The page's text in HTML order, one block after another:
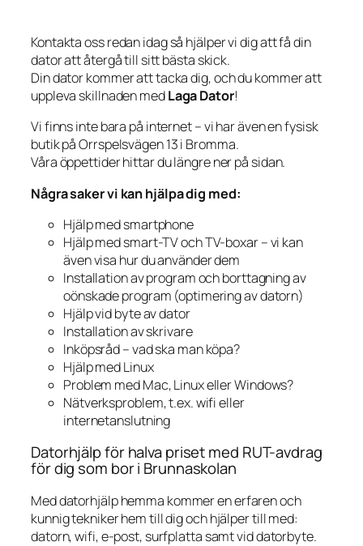
Kontakta oss redan idag så hjälper vi dig att få din
dator att återgå till sitt bästa skick.
Din dator kommer att tacka dig, och du kommer att
uppleva skillnaden medLaga Dator!
Vi finns inte bara på internet – vi har även en fysisk
butik på Orrspelsvägen 13 i Bromma.
Våra öppettider hittar du längre ner på sidan.
Några saker vi kan hjälpa dig med:
Hjälp med smartphone
Hjälp med smart-TV och TV-boxar – vi kan
även visa hur du använder dem
Installation av program och borttagning av
oönskade program (optimering av datorn)
Hjälp vid byte av dator
Installation av skrivare
Inköpsråd – vad ska man köpa?
Hjälp med Linux
Problem med Mac, Linux eller Windows?
Nätverksproblem, t.ex. wifi eller
internetanslutning
Datorhjälp för halva priset med RUT-avdrag
för dig som bor i Brunnaskolan
Med datorhjälp hemma kommer en erfaren och
kunnig tekniker hem till dig och hjälper till med:
datorn, wifi, e-post, surfplatta samt vid datorbyte.